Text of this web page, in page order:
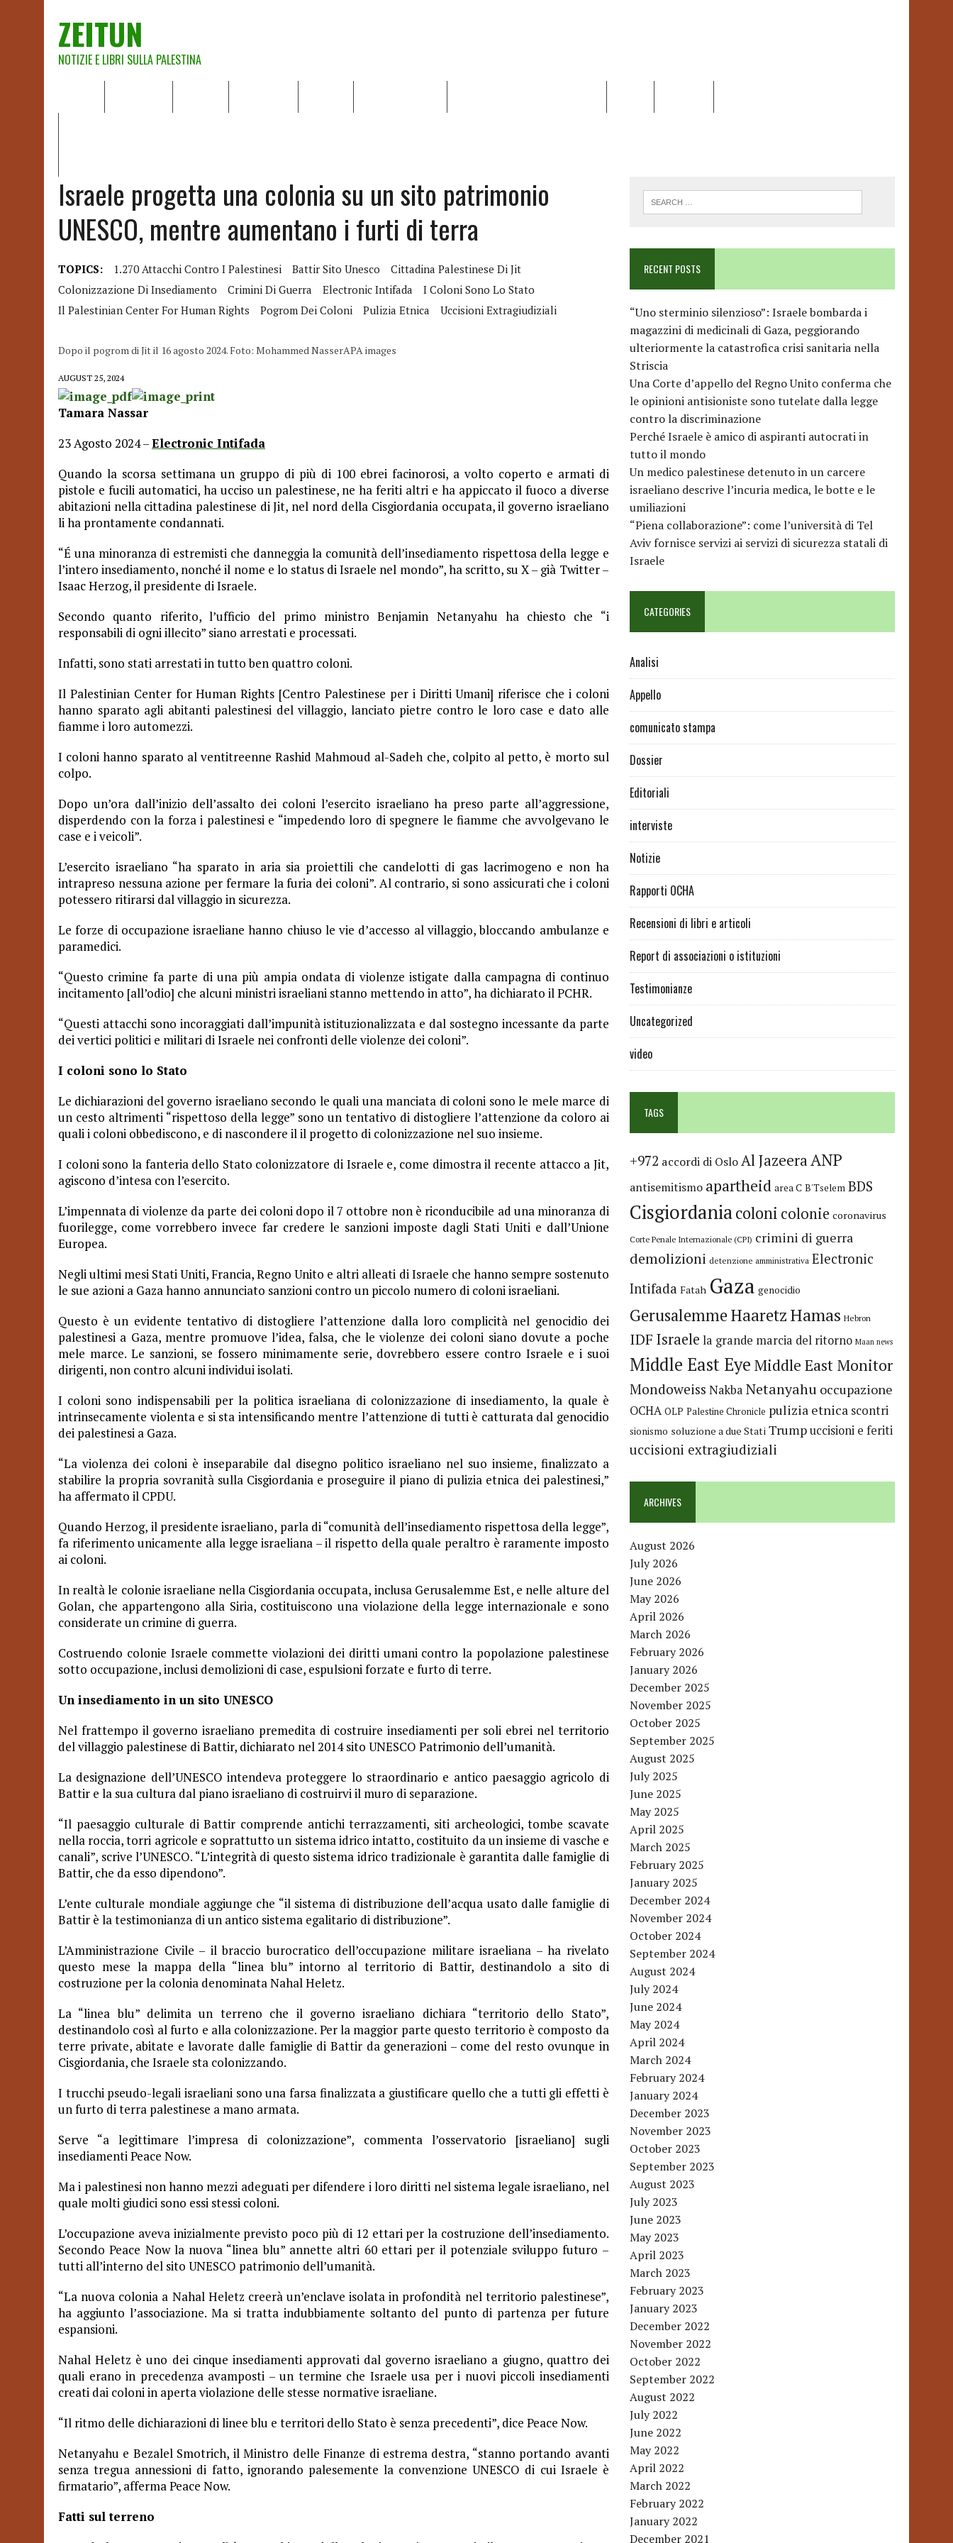
ZEITUN
NOTIZIE E LIBRI SULLA PALESTINA
Israele progetta una colonia su un sito patrimonio
UNESCO, mentre aumentano i furti di terra
TOPICS: 1.270 Attacchi Contro I Palestinesi Battir Sito Unesco
Cittadina Palestinese Di Jit
Colonizzazione Di Insediamento
Crimini Di Guerra Electronic Intifada
I Coloni Sono Lo Stato
Il Palestinian Center For Human Rights
Pogrom Dei Coloni Pulizia Etnica Uccisioni Extragiudiziali
Dopo il pogrom di Jit il 16 agosto 2024. Foto: Mohammed NasserAPA images
AUGUST 25, 2024
Tamara Nassar
23 Agosto 2024 –Electronic Intifada
Quando la scorsa settimana un gruppo di più di 100 ebrei facinorosi, a volto coperto e armati di
pistole e fucili automatici, ha ucciso un palestinese, ne ha feriti altri e ha appiccato il fuoco a diverse
abitazioni nella cittadina palestinese di Jit, nel nord della Cisgiordania occupata, il governo israeliano
li ha prontamente condannati.
“É una minoranza di estremisti che danneggia la comunità dell’insediamento rispettosa della legge e
l’intero insediamento, nonché il nome e lo status di Israele nel mondo”, ha scritto, su X – già Twitter –
Isaac Herzog, il presidente di Israele.
Secondo quanto riferito, l’ufficio del primo ministro Benjamin Netanyahu ha chiesto che “i
responsabili di ogni illecito” siano arrestati e processati.
Infatti, sono stati arrestati in tutto ben quattro coloni.
Il Palestinian Center for Human Rights [Centro Palestinese per i Diritti Umani] riferisce che i coloni
hanno sparato agli abitanti palestinesi del villaggio, lanciato pietre contro le loro case e dato alle
fiamme i loro automezzi.
I coloni hanno sparato al ventitreenne Rashid Mahmoud al-Sadeh che, colpito al petto, è morto sul
colpo.
Dopo un’ora dall’inizio dell’assalto dei coloni l’esercito israeliano ha preso parte all’aggressione,
disperdendo con la forza i palestinesi e “impedendo loro di spegnere le fiamme che avvolgevano le
case e i veicoli”.
L’esercito israeliano “ha sparato in aria sia proiettili che candelotti di gas lacrimogeno e non ha
intrapreso nessuna azione per fermare la furia dei coloni”. Al contrario, si sono assicurati che i coloni
potessero ritirarsi dal villaggio in sicurezza.
Le forze di occupazione israeliane hanno chiuso le vie d’accesso al villaggio, bloccando ambulanze e
paramedici.
“Questo crimine fa parte di una più ampia ondata di violenze istigate dalla campagna di continuo
incitamento [all’odio] che alcuni ministri israeliani stanno mettendo in atto”, ha dichiarato il PCHR.
“Questi attacchi sono incoraggiati dall’impunità istituzionalizzata e dal sostegno incessante da parte
dei vertici politici e militari di Israele nei confronti delle violenze dei coloni”.
I coloni sono lo Stato
Le dichiarazioni del governo israeliano secondo le quali una manciata di coloni sono le mele marce di
un cesto altrimenti “rispettoso della legge” sono un tentativo di distogliere l’attenzione da coloro ai
quali i coloni obbediscono, e di nascondere il il progetto di colonizzazione nel suo insieme.
I coloni sono la fanteria dello Stato colonizzatore di Israele e, come dimostra il recente attacco a Jit,
agiscono d’intesa con l’esercito.
L’impennata di violenze da parte dei coloni dopo il 7 ottobre non è riconducibile ad una minoranza di
fuorilegge, come vorrebbero invece far credere le sanzioni imposte dagli Stati Uniti e dall’Unione
Europea.
Negli ultimi mesi Stati Uniti, Francia, Regno Unito e altri alleati di Israele che hanno sempre sostenuto
le sue azioni a Gaza hanno annunciato sanzioni contro un piccolo numero di coloni israeliani.
Questo è un evidente tentativo di distogliere l’attenzione dalla loro complicità nel genocidio dei
palestinesi a Gaza, mentre promuove l’idea, falsa, che le violenze dei coloni siano dovute a poche
mele marce. Le sanzioni, se fossero minimamente serie, dovrebbero essere contro Israele e i suoi
dirigenti, non contro alcuni individui isolati.
I coloni sono indispensabili per la politica israeliana di colonizzazione di insediamento, la quale è
intrinsecamente violenta e si sta intensificando mentre l’attenzione di tutti è catturata dal genocidio
dei palestinesi a Gaza.
“La violenza dei coloni è inseparabile dal disegno politico israeliano nel suo insieme, finalizzato a
stabilire la propria sovranità sulla Cisgiordania e proseguire il piano di pulizia etnica dei palestinesi,”
ha affermato il CPDU.
Quando Herzog, il presidente israeliano, parla di “comunità dell’insediamento rispettosa della legge”,
fa riferimento unicamente alla legge israeliana – il rispetto della quale peraltro è raramente imposto
ai coloni.
In realtà le colonie israeliane nella Cisgiordania occupata, inclusa Gerusalemme Est, e nelle alture del
Golan, che appartengono alla Siria, costituiscono una violazione della legge internazionale e sono
considerate un crimine di guerra.
Costruendo colonie Israele commette violazioni dei diritti umani contro la popolazione palestinese
sotto occupazione, inclusi demolizioni di case, espulsioni forzate e furto di terre.
Un insediamento in un sito UNESCO
Nel frattempo il governo israeliano premedita di costruire insediamenti per soli ebrei nel territorio
del villaggio palestinese di Battir, dichiarato nel 2014 sito UNESCO Patrimonio dell’umanità.
La designazione dell’UNESCO intendeva proteggere lo straordinario e antico paesaggio agricolo di
Battir e la sua cultura dal piano israeliano di costruirvi il muro di separazione.
“Il paesaggio culturale di Battir comprende antichi terrazzamenti, siti archeologici, tombe scavate
nella roccia, torri agricole e soprattutto un sistema idrico intatto, costituito da un insieme di vasche e
canali”, scrive l’UNESCO. “L’integrità di questo sistema idrico tradizionale è garantita dalle famiglie di
Battir, che da esso dipendono”.
L’ente culturale mondiale aggiunge che “il sistema di distribuzione dell’acqua usato dalle famiglie di
Battir è la testimonianza di un antico sistema egalitario di distribuzione”.
L’Amministrazione Civile – il braccio burocratico dell’occupazione militare israeliana – ha rivelato
questo mese la mappa della “linea blu” intorno al territorio di Battir, destinandolo a sito di
costruzione per la colonia denominata Nahal Heletz.
La “linea blu” delimita un terreno che il governo israeliano dichiara “territorio dello Stato”,
destinandolo così al furto e alla colonizzazione. Per la maggior parte questo territorio è composto da
terre private, abitate e lavorate dalle famiglie di Battir da generazioni – come del resto ovunque in
Cisgiordania, che Israele sta colonizzando.
I trucchi pseudo-legali israeliani sono una farsa finalizzata a giustificare quello che a tutti gli effetti è
un furto di terra palestinese a mano armata.
Serve “a legittimare l’impresa di colonizzazione”, commenta l’osservatorio [israeliano] sugli
insediamenti Peace Now.
Ma i palestinesi non hanno mezzi adeguati per difendere i loro diritti nel sistema legale israeliano, nel
quale molti giudici sono essi stessi coloni.
L’occupazione aveva inizialmente previsto poco più di 12 ettari per la costruzione dell’insediamento.
Secondo Peace Now la nuova “linea blu” annette altri 60 ettari per il potenziale sviluppo futuro –
tutti all’interno del sito UNESCO patrimonio dell’umanità.
“La nuova colonia a Nahal Heletz creerà un’enclave isolata in profondità nel territorio palestinese”,
ha aggiunto l’associazione. Ma si tratta indubbiamente soltanto del punto di partenza per future
espansioni.
Nahal Heletz è uno dei cinque insediamenti approvati dal governo israeliano a giugno, quattro dei
quali erano in precedenza avamposti – un termine che Israele usa per i nuovi piccoli insediamenti
creati dai coloni in aperta violazione delle stesse normative israeliane.
“Il ritmo delle dichiarazioni di linee blu e territori dello Stato è senza precedenti”, dice Peace Now.
Netanyahu e Bezalel Smotrich, il Ministro delle Finanze di estrema destra, “stanno portando avanti
senza tregua annessioni di fatto, ignorando palesemente la convenzione UNESCO di cui Israele è
firmatario”, afferma Peace Now.
Fatti sul terreno
RECENT POSTS
“Uno sterminio silenzioso”: Israele bombarda i
magazzini di medicinali di Gaza, peggiorando
ulteriormente la catastrofica crisi sanitaria nella
Striscia
Una Corte d’appello del Regno Unito conferma che
le opinioni antisioniste sono tutelate dalla legge
contro la discriminazione
Perché Israele è amico di aspiranti autocrati in
tutto il mondo
Un medico palestinese detenuto in un carcere
israeliano descrive l’incuria medica, le botte e le
umiliazioni
“Piena collaborazione”: come l’università di Tel
Aviv fornisce servizi ai servizi di sicurezza statali di
Israele
CATEGORIES
Analisi
Appello
comunicato stampa
Dossier
Editoriali
interviste
Notizie
Rapporti OCHA
Recensioni di libri e articoli
Report di associazioni o istituzioni
Testimonianze
Uncategorized
video
TAGS
+972 accordi di OsloAl JazeeraANP
antisemitismo apartheid area C B'Tselem BDS
Cisgiordaniacoloni colonie coronavirus
Corte Penale Internazionale (CPI) crimini di guerra
demolizioni detenzione amministrativa Electronic
Intifada Fatah Gaza genocidio
GerusalemmeHaaretzHamas Hebron
IDF Israele la grande marcia del ritorno Maan news
Middle East Eye Middle East Monitor
Mondoweiss Nakba Netanyahu occupazione
OCHA OLP Palestine Chronicle pulizia etnica scontri
sionismo soluzione a due Stati Trumpuccisioni e feriti
uccisioni extragiudiziali
ARCHIVES
August 2026
July 2026
June 2026
May 2026
April 2026
March 2026
February 2026
January 2026
December 2025
November 2025
October 2025
September 2025
August 2025
July 2025
June 2025
May 2025
April 2025
March 2025
February 2025
January 2025
December 2024
November 2024
October 2024
September 2024
August 2024
July 2024
June 2024
May 2024
April 2024
March 2024
February 2024
January 2024
December 2023
November 2023
October 2023
September 2023
August 2023
July 2023
June 2023
May 2023
April 2023
March 2023
February 2023
January 2023
December 2022
November 2022
October 2022
September 2022
August 2022
July 2022
June 2022
May 2022
April 2022
March 2022
February 2022
January 2022
December 2021